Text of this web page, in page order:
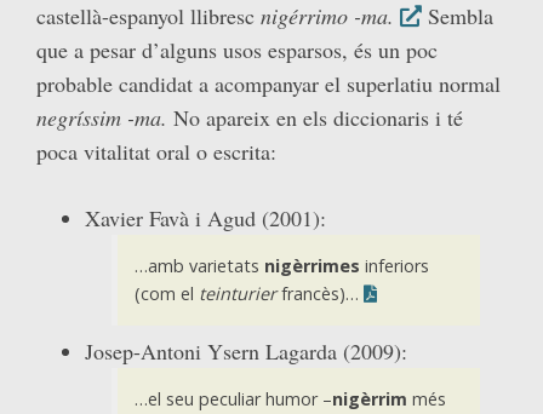
castellà-espanyol llibresc nigérrimo -ma.
Sembla
que a pesar d’alguns usos esparsos, és un poc
probable candidat a acompanyar el superlatiu normal
negríssim -ma. No apareix en els diccionaris i té
poca vitalitat oral o escrita:
Xavier Favà i Agud (2001):
…amb varietats nigèrrimes inferiors
(com el teinturierfrancès)…
Josep-Antoni Ysern Lagarda (2009):
…el seu peculiar humor –nigèrrim més